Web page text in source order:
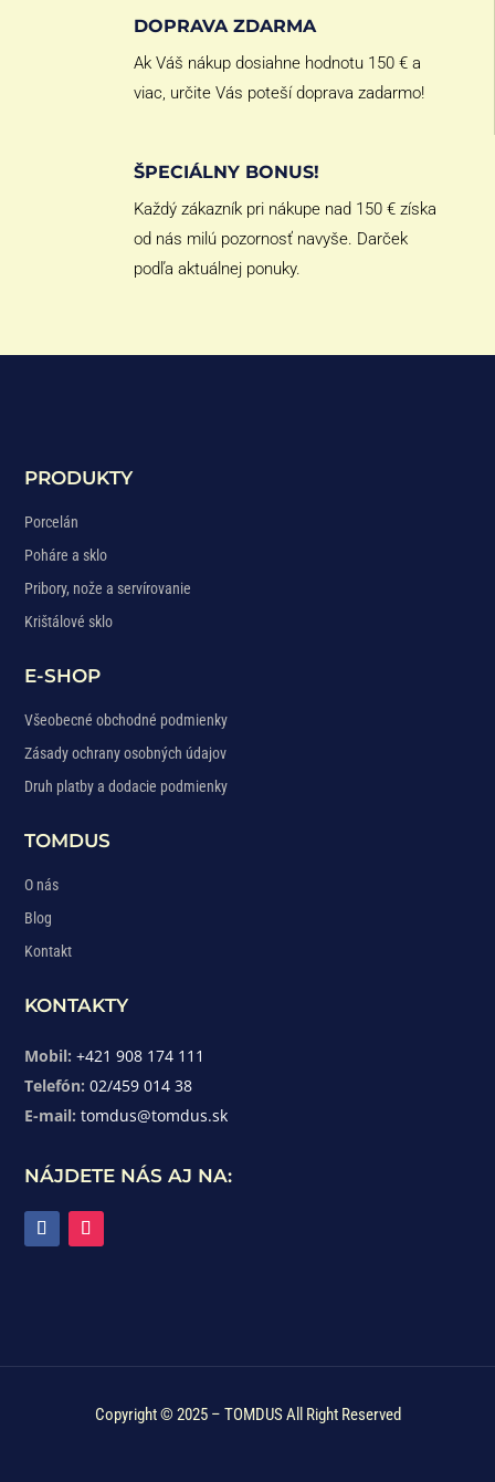
DOPRAVA ZDARMA
Ak Váš nákup dosiahne hodnotu 150 € a
viac, určite Vás poteší doprava zadarmo!
ŠPECIÁLNY BONUS!
Každý zákazník pri nákupe nad 150 € získa
od nás milú pozornosť navyše. Darček
podľa aktuálnej ponuky.
PRODUKTY
Porcelán
Poháre a sklo
Pribory, nože a servírovanie
Krištálové sklo
E-SHOP
Všeobecné obchodné podmienky
Zásady ochrany osobných údajov
Druh platby a dodacie podmienky
TOMDUS
O nás
Blog
Kontakt
KONTAKTY
Mobil: +421 908 174 111
Telefón: 02/459 014 38
E-mail: tomdus@tomdus.sk
NÁJDETE NÁS AJ NA:
Copyright © 2025 – TOMDUS All Right Reserved